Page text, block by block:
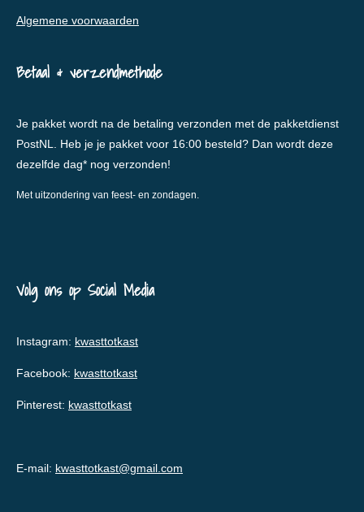
Algemene voorwaarden
Betaal & verzendmethode
Je pakket wordt na de betaling verzonden met de pakketdienst
PostNL. Heb je je pakket voor 16:00 besteld? Dan wordt deze
dezelfde dag* nog verzonden!
Met uitzondering van feest- en zondagen.
Volg ons op Social Media
Instagram: kwasttotkast
Facebook: kwasttotkast
Pinterest: kwasttotkast
E-mail: kwasttotkast@gmail.com